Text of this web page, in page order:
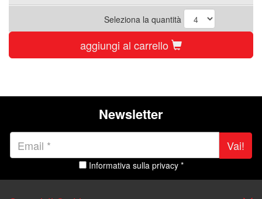
Seleziona la quantità
aggiungi al carrello
Newsletter
Vai!
Informativa sulla privacy *